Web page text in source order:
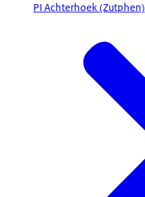
PI Achterhoek (Zutphen)